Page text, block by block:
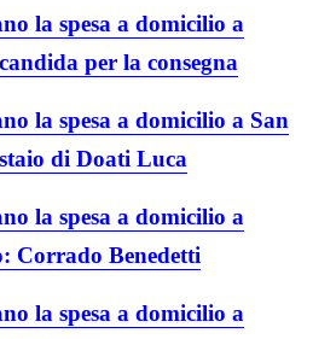
la spesa a domicilio a
per la consegna
la spesa a domicilio a San
di Doati Luca
la spesa a domicilio a
Corrado Benedetti
la spesa a domicilio a